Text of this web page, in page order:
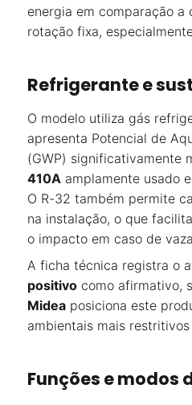
energia em comparação a
rotação fixa,
Refrigerante e
O modelo utiliza gás
apresenta Potencial de
(GWP) significativamente
410A amplamente usado
O R-32 também permite
na instalação, o que
o impacto em caso de
A ficha técnica registra o
positivo como afirmativo,
Midea posiciona este
ambientais mais
Funções e modos